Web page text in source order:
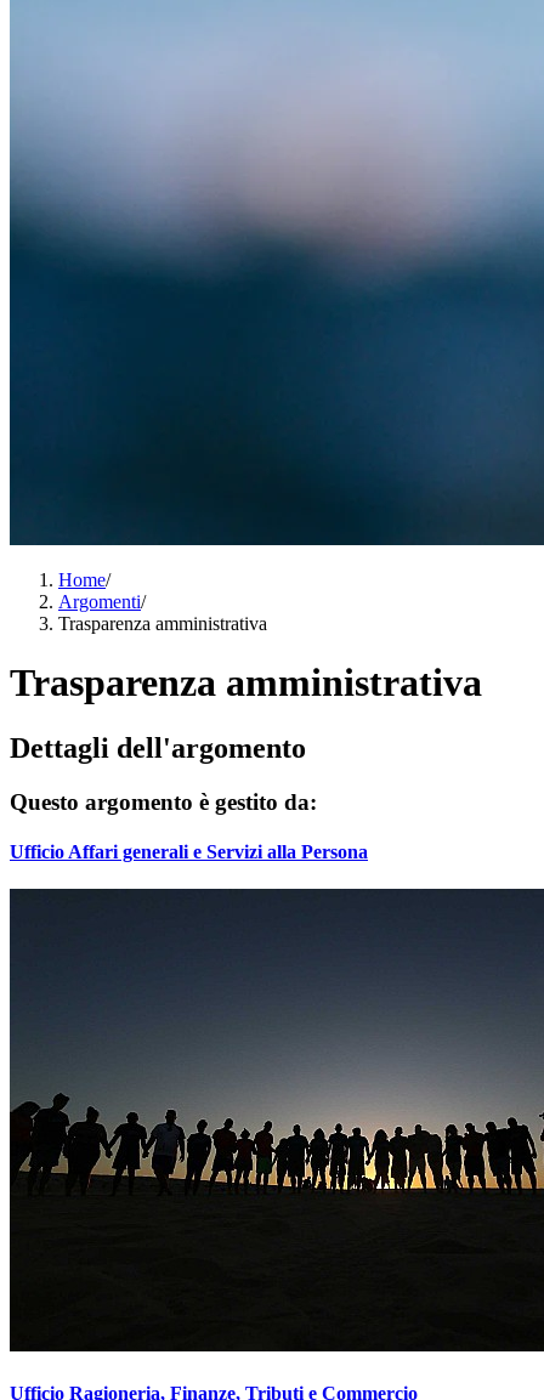
Home/
Argomenti/
Trasparenza amministrativa
Trasparenza amministrativa
Dettagli dell'argomento
Questo argomento è gestito da:
Ufficio Affari generali e Servizi alla Persona
Ufficio Ragioneria, Finanze, Tributi e Commercio